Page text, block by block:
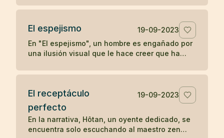
apagada revelan ironías sobre la disciplina y el
El espejismo
19-09-2023
En "El espejismo", un hombre es engañado por
una ilusión visual que le hace creer que ha
desencadenando un dolor psicosomático. En
era solo el reflejo de un arco, desmitificando
su miedo y recuperando su salud. La narrativa
destaca cómo la mente puede ser engañada
por percepciones erróneas, y cómo el
reconocimiento de la realidad puede aliviar los
El receptáculo
perfecto
19-09-2023
En la narrativa, Hôtan, un oyente dedicado, se
encuentra solo escuchando al maestro zen